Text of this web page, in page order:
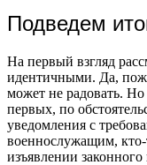
Подведем
На первый взгляд
идентичными. Да,
может не радовать.
первых, по
уведомления с
военнослужащим,
изъявлении